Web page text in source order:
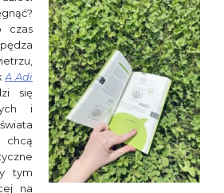
czas
A Adi
się
i
chcą
tym
na